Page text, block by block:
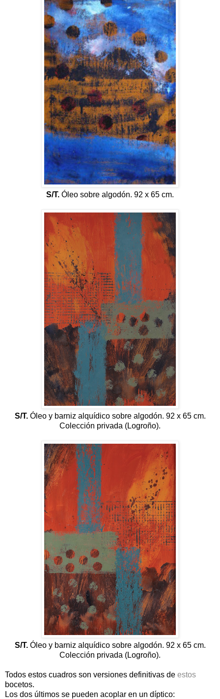
S/T. Óleo sobre algodón. 92 x 65 cm.
S/T.Óleo y barniz alquídico sobre algodón. 92 x 65 cm.
Colección privada (Logroño).
S/T.Óleo y barniz alquídico sobre algodón. 92 x 65 cm.
Colección privada (Logroño).
Todos estos cuadros son versiones definitivas de estos
bocetos.
Los dos últimos se pueden acoplar en un díptico: